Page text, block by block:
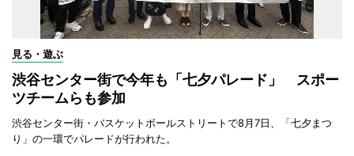
見る・遊ぶ
渋谷センター街で今年も「七夕パレード」 スポー
ツチームらも参加
渋谷センター街・バスケットボールストリートで8月7日、「七夕まつ
り」の一環でパレードが行われた。